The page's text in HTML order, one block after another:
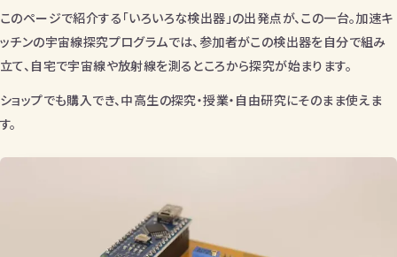
このページで紹介する「いろいろな検出器」の出発点が、この一台。加速キ
ッチンの宇宙線探究プログラムでは、参加者がこの検出器を自分で組み
立て、自宅で宇宙線や放射線を測るところから探究が始まります。
ショップでも購入でき、中高生の探究・授業・自由研究にそのまま使えま
す。